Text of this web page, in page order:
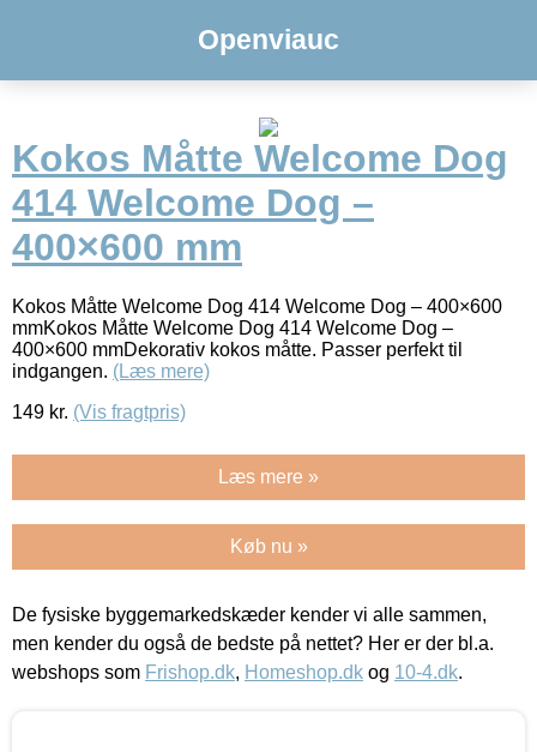
Openviauc
Kokos Måtte Welcome Dog
414 Welcome Dog –
400×600 mm
Kokos Måtte Welcome Dog 414 Welcome Dog – 400×600
mmKokos Måtte Welcome Dog 414 Welcome Dog –
400×600 mmDekorativ kokos måtte. Passer perfekt til
indgangen. (Læs mere)
149 kr. (Vis fragtpris)
Læs mere »
Køb nu »
De fysiske byggemarkedskæder kender vi alle sammen,
men kender du også de bedste på nettet? Her er der bl.a.
webshops som Frishop.dk, Homeshop.dk og 10-4.dk.